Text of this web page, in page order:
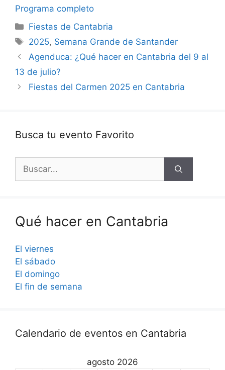
Programa completo
Categorías
Fiestas de Cantabria
Etiquetas
2025, Semana Grande de Santander
Agenduca: ¿Qué hacer en Cantabria del 9 al
13 de julio?
Fiestas del Carmen 2025 en Cantabria
Busca tu evento Favorito
Buscar:
Qué hacer en Cantabria
El viernes
El sábado
El domingo
El fin de semana
Calendario de eventos en Cantabria
agosto 2026